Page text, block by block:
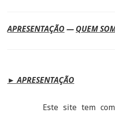
APRESENTAÇÃO— QUEM
► APRESENTAÇÃO
Este site tem